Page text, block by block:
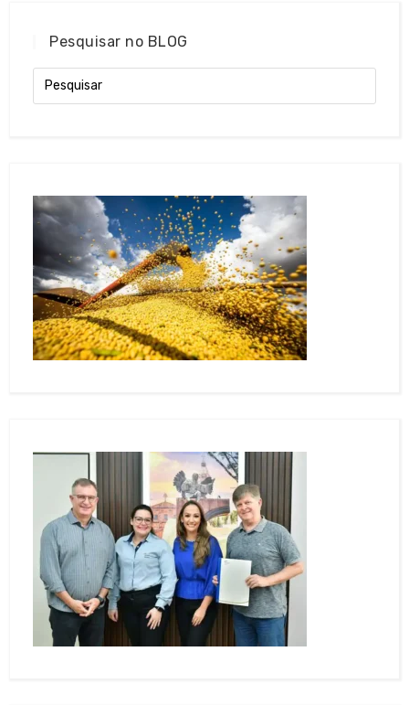
Pesquisar no BLOG